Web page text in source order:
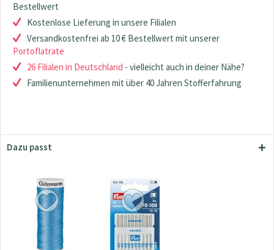
Bestellwert
Kostenlose Lieferung in unsere Filialen
Versandkostenfrei ab 10 € Bestellwert mit unserer
Portoflatrate
26 Filialen in Deutschland - vielleicht auch in deiner Nähe?
Familienunternehmen mit über 40 Jahren Stofferfahrung
Dazu passt